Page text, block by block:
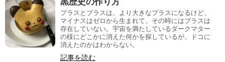
プラスとプラスは、より大きなプラスになるけど、
マイナスはゼロから生まれて、その時にはブラスは
存在していない。宇宙を満たしているダークマター
の様にどこかに消えた何かを探しているが、ドコに
消えたのかはわからない。
記事を読む